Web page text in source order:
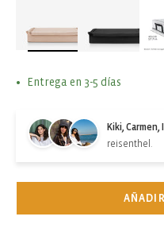
Entrega en 3-5 días
Kiki,
reisenthel.